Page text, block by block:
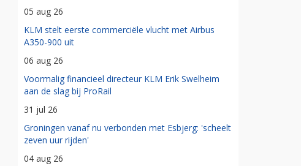
05 aug 26
KLM stelt eerste commerciële vlucht met Airbus
A350-900 uit
06 aug 26
Voormalig financieel directeur KLM Erik Swelheim
aan de slag bij ProRail
31 jul 26
Groningen vanaf nu verbonden met Esbjerg: 'scheelt
zeven uur rijden'
04 aug 26